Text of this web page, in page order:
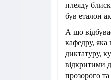
плеяду
був еталон
А що
кафедру, яка
диктатуру,
відкритими
прозорого